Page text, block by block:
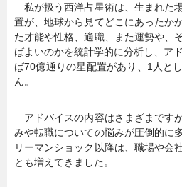
私が扱う西洋占星術は、生まれた
置が、地球から見てどこにあったか
た才能や性格、適職、また運勢や、
ばよいのかを統計学的に分析し、ア
ば70億通りの星配置があり、1人と
ん。
アドバイスの内容はさまざまです
みや転職についての悩みが圧倒的に
リーマンショック以降は、職場や会
とも増えてきました。